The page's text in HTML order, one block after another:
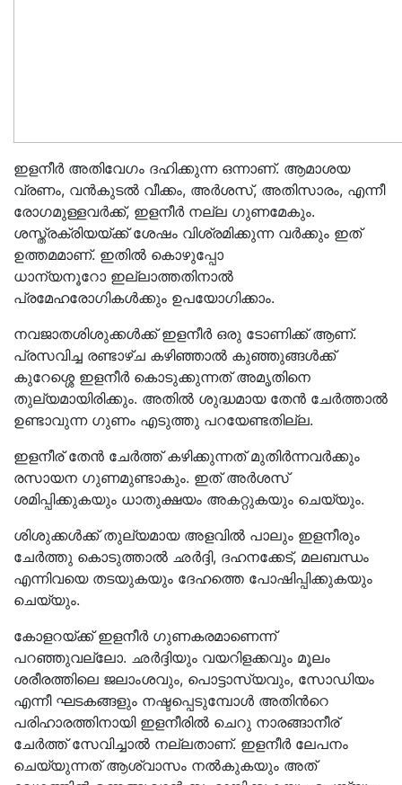
ഇളനീർ അതിവേഗം ദഹിക്കുന്ന ഒന്നാണ്. ആമാശയ
വ്രണം, വൻകുടൽ വീക്കം, അർശസ്, അതിസാരം, എന്നീ
രോഗമുള്ളവർക്ക്, ഇളനീർ നല്ല ഗുണമേകും.
ശസ്ത്രക്രിയയ്ക്ക് ശേഷം വിശ്രമിക്കുന്ന വർക്കും ഇത്
ഉത്തമമാണ്. ഇതിൽ കൊഴുപ്പോ
ധാന്യനൂറോ ഇല്ലാത്തതിനാൽ
പ്രമേഹരോഗികൾക്കും ഉപയോഗിക്കാം.
നവജാതശിശുക്കൾക്ക് ഇളനീർ ഒരു ടോണിക്ക് ആണ്.
പ്രസവിച്ച രണ്ടാഴ്ച കഴിഞ്ഞാൽ കുഞ്ഞുങ്ങൾക്ക്
കുറേശ്ശെ ഇളനീർ കൊടുക്കുന്നത് അമൃതിനെ
തുല്യമായിരിക്കും. അതിൽ ശുദ്ധമായ തേൻ ചേർത്താൽ
ഉണ്ടാവുന്ന ഗുണം എടുത്തു പറയേണ്ടതില്ല.
ഇളനീര് തേൻ ചേർത്ത് കഴിക്കുന്നത് മുതിർന്നവർക്കും
രസായന ഗുണമുണ്ടാകും. ഇത് അർശസ്
ശമിപ്പിക്കുകയും ധാതുക്ഷയം അകറ്റുകയും ചെയ്യും.
ശിശുക്കൾക്ക് തുല്യമായ അളവിൽ പാലും ഇളനീരും
ചേർത്തു കൊടുത്താൽ ഛർദ്ദി, ദഹനക്കേട്, മലബന്ധം
എന്നിവയെ തടയുകയും ദേഹത്തെ പോഷിപ്പിക്കുകയും
ചെയ്യും.
കോളറയ്ക്ക് ഇളനീർ ഗുണകരമാണെന്ന്
പറഞ്ഞുവല്ലോ. ഛർദ്ദിയും വയറിളക്കവും മൂലം
ശരീരത്തിലെ ജലാംശവും, പൊട്ടാസ്യവും, സോഡിയം
എന്നീ ഘടകങ്ങളും നഷ്ടപ്പെടുമ്പോൾ അതിൻറെ
പരിഹാരത്തിനായി ഇളനീരിൽ ചെറു നാരങ്ങാനീര്
ചേർത്ത് സേവിച്ചാൽ നല്ലതാണ്. ഇളനീർ ലേപനം
ചെയ്യുന്നത് ആശ്വാസം നൽകുകയും അത്